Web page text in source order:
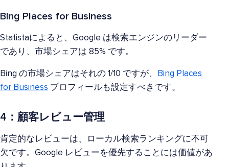
Bing Places for Business
Statistaによると、Google は検索エンジンのリーダー
であり、市場シェアは 85% です。
Bing の市場シェアはそれの 1/10 ですが、
Bing Places
for Business プロフィールも設定すべきです。
4：顧客レビュー管理
肯定的なレビューは、ローカル検索ランキングに不可
欠です。Google レビューを優先することには価値があ